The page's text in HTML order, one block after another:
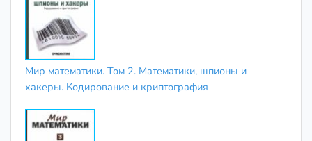
Мир математики. Том 2. Математики, шпионы и
хакеры. Кодирование и криптография